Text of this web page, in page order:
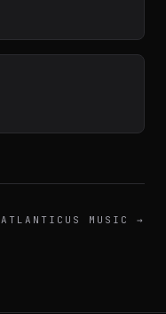
ATLANTICUS MUSIC →